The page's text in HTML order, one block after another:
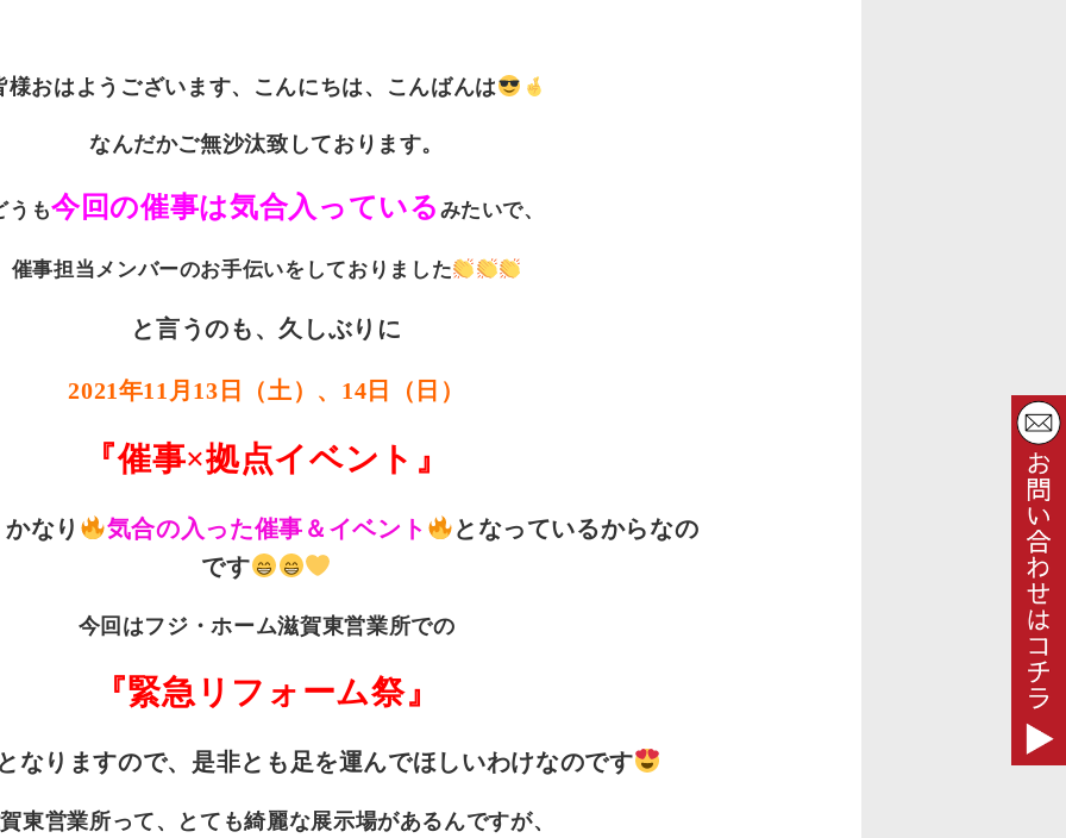
様おはようございます、こんにちは、こんばんは
なんだかご無沙汰致しております。
うも今回の催事は気合入っている みたいで、
催事担当メンバーのお手伝いをしておりました
と言うのも、久しぶりに
2021年11月13日（土）、14日（日）
『催事×拠点イベント』
なり 気合の入った催事＆イベント
となっているからなの
です
今回はフジ・ホーム滋賀東営業所での
『緊急リフォーム祭』
なりますので、是非とも足を運んでほしいわけなのです
東営業所って、とても綺麗な展示場があるんですが、